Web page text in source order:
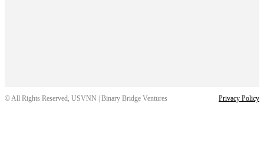
© All Rights Reserved, USVNN | Binary Bridge Ventures Privacy Policy